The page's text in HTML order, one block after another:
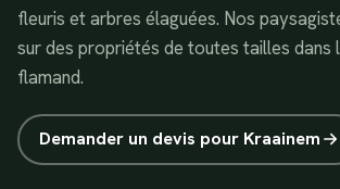
fleuris et arbres élaguées. Nos
sur des propriétés de toutes tailles dans
flamand.
Demander un devis pour Kraainem